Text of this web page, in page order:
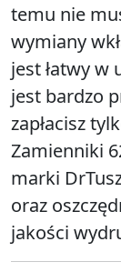
temu nie
wymiany
jest łatwy w
jest bardzo
zapłacisz
Zamienniki
marki
oraz
jakości